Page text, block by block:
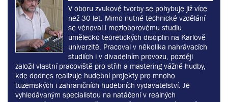
V oboru zvukové tvorby se pohybuje již více
než 30 let. Mimo nutné technické vzdělání
se věnoval i mezioborovému studiu
umělecko teoretických disciplin na Karlově
univerzitě. Pracoval v několika nahrávacích
studiích i v divadelním provozu, později
založil vlastní pracoviště pro střih a mastering vážné hudby,
kde dodnes realizuje hudební projekty pro mnoho
tuzemských i zahraničních hudebních vydavatelství. Je
vyhledávaným specialistou na natáčení v reálných